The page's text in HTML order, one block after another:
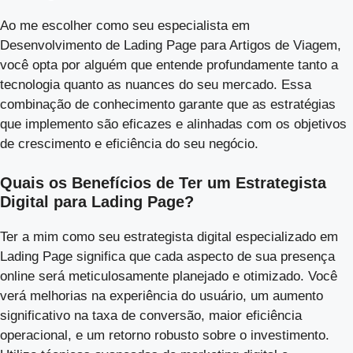
Ao me escolher como seu especialista em
Desenvolvimento de Lading Page para Artigos de Viagem,
você opta por alguém que entende profundamente tanto a
tecnologia quanto as nuances do seu mercado. Essa
combinação de conhecimento garante que as estratégias
que implemento são eficazes e alinhadas com os objetivos
de crescimento e eficiência do seu negócio.
Quais os Benefícios de Ter um Estrategista
Digital para Lading Page?
Ter a mim como seu estrategista digital especializado em
Lading Page significa que cada aspecto de sua presença
online será meticulosamente planejado e otimizado. Você
verá melhorias na experiência do usuário, um aumento
significativo na taxa de conversão, maior eficiência
operacional, e um retorno robusto sobre o investimento.